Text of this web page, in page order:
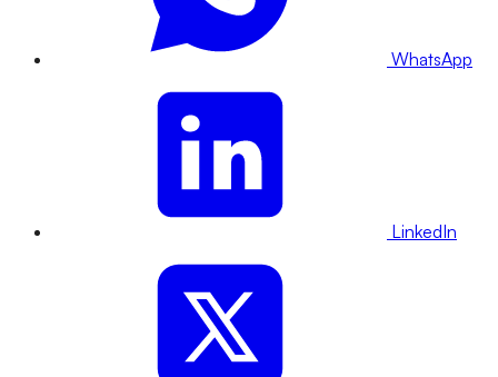
WhatsApp
LinkedIn